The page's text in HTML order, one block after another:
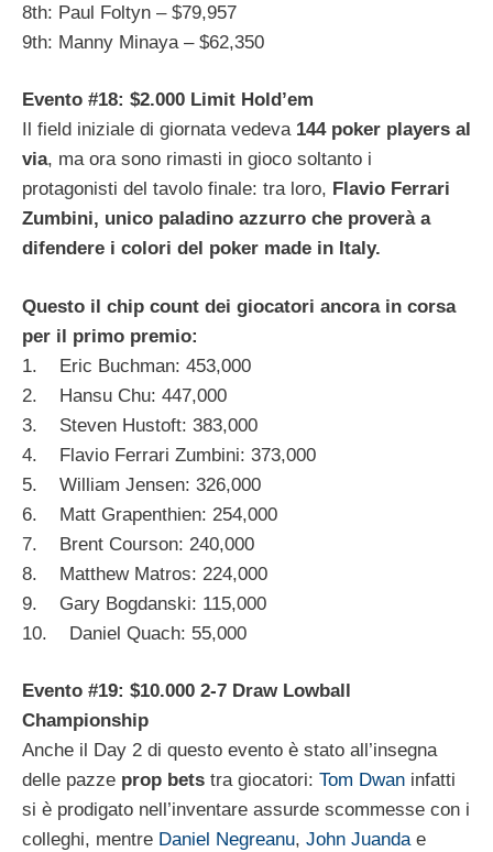
8th: Paul Foltyn – $79,957
9th: Manny Minaya – $62,350
Evento #18: $2.000 Limit Hold’em
Il field iniziale di giornata vedeva144 poker players al
via, ma ora sono rimasti in gioco soltanto i
protagonisti del tavolo finale: tra loro, Flavio Ferrari
Zumbini, unico paladino azzurro che proverà a
difendere i colori del poker made in Italy.
Questo il chip count dei giocatori ancora in corsa
per il primo premio:
1. Eric Buchman: 453,000
2. Hansu Chu: 447,000
3. Steven Hustoft: 383,000
4. Flavio Ferrari Zumbini: 373,000
5. William Jensen: 326,000
6. Matt Grapenthien: 254,000
7. Brent Courson: 240,000
8. Matthew Matros: 224,000
9. Gary Bogdanski: 115,000
10. Daniel Quach: 55,000
Evento #19: $10.000 2-7 Draw Lowball
Championship
Anche il Day 2 di questo evento è stato all’insegna
delle pazze prop bets tra giocatori: Tom Dwan infatti
si è prodigato nell’inventare assurde scommesse con i
colleghi, mentre Daniel Negreanu, John Juandae